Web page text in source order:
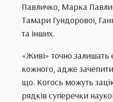
Павличко, Марка
Тамари Гундорової,
та інших.
«Живі» точно
кожного, адже
що. Когось можуть
рядків суперечки